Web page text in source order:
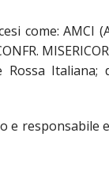
come: AMCI
Rossa
responsabile